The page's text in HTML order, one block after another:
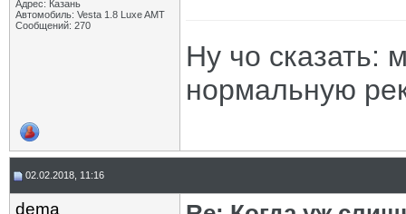
Адрес: Казань
Автомобиль: Vesta 1.8 Luxe AMT
Сообщений: 270
Ну чо сказать:
нормальную
02.02.2018, 11:16
dema